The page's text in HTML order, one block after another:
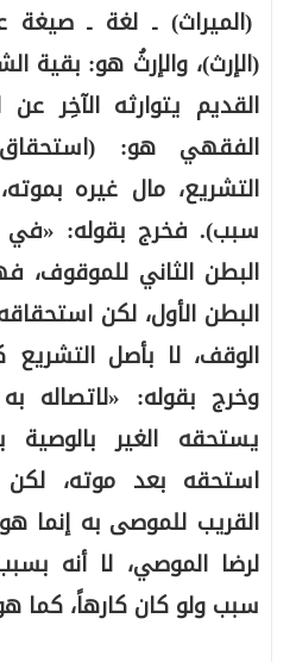
(الميراث) ـ لغة ـ
(الإرث)، والإرثُ هو: بقية
القديم يتوارثه الآخِر
الفقهي هو:
التشريع، مال غيره
سبب). فخرج بقوله: «في
البطن الثاني
البطن الأول، لكن
الوقف، لا بأصل
وخرج بقوله:
يستحقه الغير
استحقه بعد موته،
القريب للموصى به إنما
لرضا الموصي، لا أنه
سبب ولو كان كارهاً، كما